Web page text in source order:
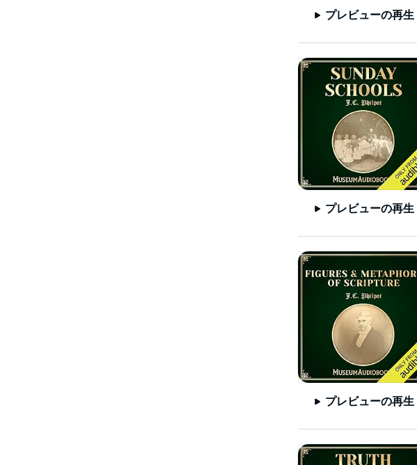
プレビューの再生
プレビューの再生
プレビューの再生